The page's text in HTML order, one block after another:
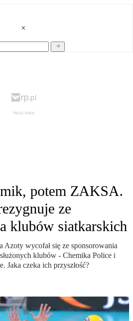
potem ZAKSA.
ze
klubów siatkarskich
Azoty wycofał się ze sponsorowania
klubów - Chemika Police i
czeka ich przyszłość?